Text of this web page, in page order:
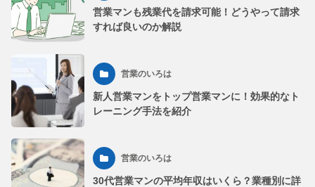
営業マンも残業代を請求可能！どうやって請求
すれば良いのか解説
営業のいろは
新人営業マンをトップ営業マンに！効果的なト
レーニング手法を紹介
営業のいろは
30代営業マンの平均年収はいくら？業種別に詳